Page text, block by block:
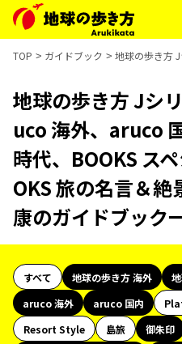
TOP ガイドブック 地球の歩き方
地球の歩き方 Jシ
uco 海外、aruco
時代、BOOKS ス
OKS 旅の名言＆絶
康のガイドブック
すべて 地球の歩き方 海外
aruco 海外
aruco 国内
Resort Style
島旅 御朱印